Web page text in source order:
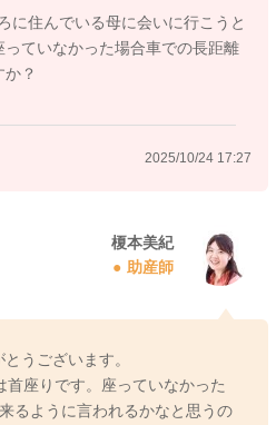
に住んでいる母に会いに行こうと
ていなかった場合車での長距離
？
2025/10/24 17:27
榎本美紀
助産師
うございます。
座りです。座っていなかった
るように言われるかなと思うの